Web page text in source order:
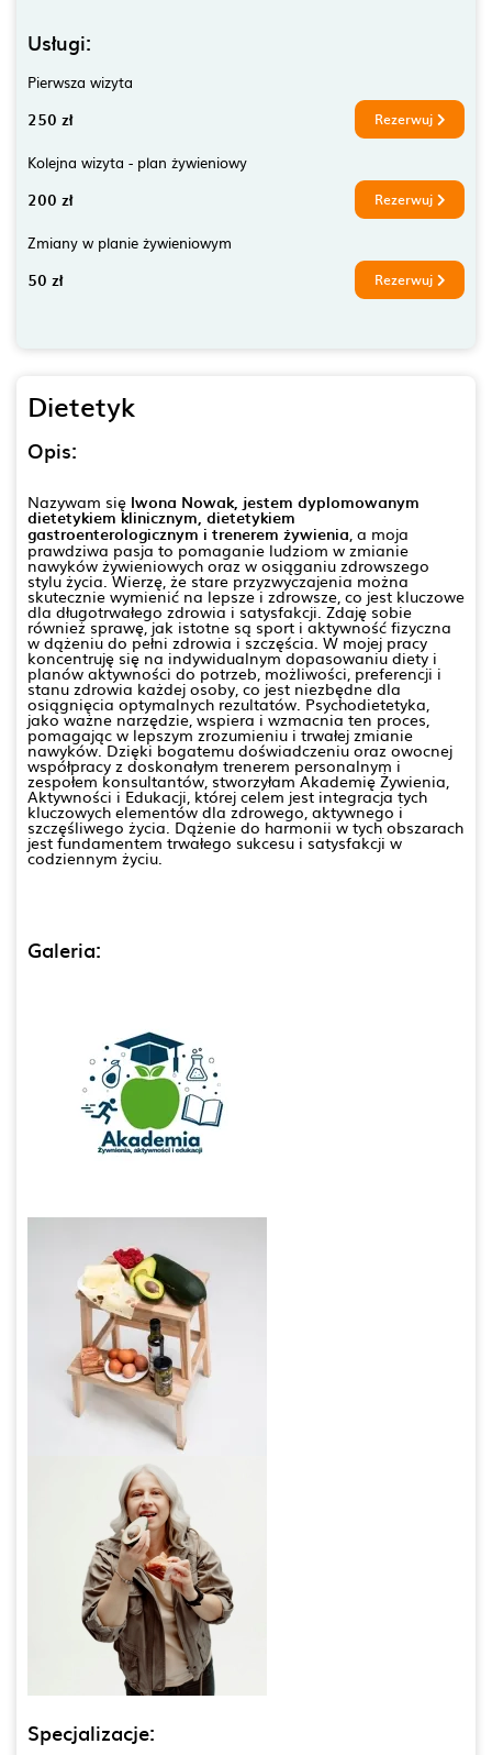
Usługi:
Pierwsza wizyta
250 zł Rezerwuj
Kolejna wizyta - plan żywieniowy
200 zł Rezerwuj
Zmiany w planie żywieniowym
50 zł Rezerwuj
Dietetyk
Opis:
Nazywam się Iwona Nowak, jestem dyplomowanym
dietetykiem klinicznym, dietetykiem
gastroenterologicznym i trenerem żywienia, a moja
prawdziwa pasja to pomaganie ludziom w zmianie
nawyków żywieniowych oraz w osiąganiu zdrowszego
stylu życia. Wierzę, że stare przyzwyczajenia można
skutecznie wymienić na lepsze i zdrowsze, co jest kluczowe
dla długotrwałego zdrowia i satysfakcji. Zdaję sobie
również sprawę, jak istotne są sport i aktywność fizyczna
w dążeniu do pełni zdrowia i szczęścia. W mojej pracy
koncentruję się na indywidualnym dopasowaniu diety i
planów aktywności do potrzeb, możliwości, preferencji i
stanu zdrowia każdej osoby, co jest niezbędne dla
osiągnięcia optymalnych rezultatów. Psychodietetyka,
jako ważne narzędzie, wspiera i wzmacnia ten proces,
pomagając w lepszym zrozumieniu i trwałej zmianie
nawyków. Dzięki bogatemu doświadczeniu oraz owocnej
współpracy z doskonałym trenerem personalnym i
zespołem konsultantów, stworzyłam Akademię Żywienia,
Aktywności i Edukacji, której celem jest integracja tych
kluczowych elementów dla zdrowego, aktywnego i
szczęśliwego życia. Dążenie do harmonii w tych obszarach
jest fundamentem trwałego sukcesu i satysfakcji w
codziennym życiu.
Galeria:
Specjalizacje: